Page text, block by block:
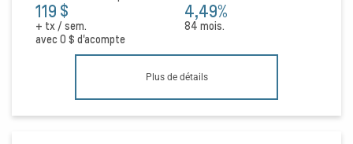
119 $
+ tx / sem.
4,49%
84 mois.
avec0 $ d'acompte
Plus de détails